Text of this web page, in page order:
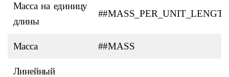
Масса на единицу
длины
Масса ##MASS
Линейный